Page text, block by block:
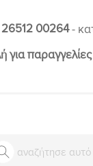
26512 00264-
για